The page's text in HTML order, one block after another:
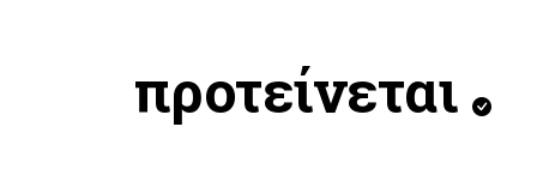
προτείνεται